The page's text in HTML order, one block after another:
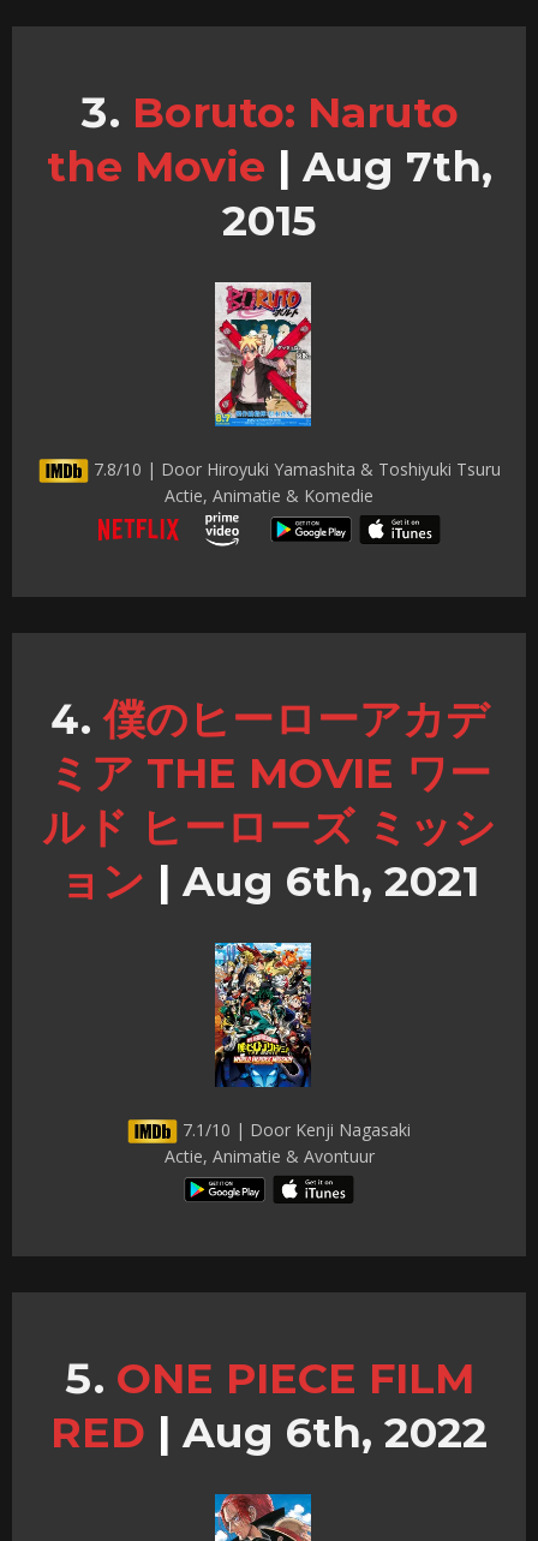
Boruto: Naruto
the Movie | Aug 7th,
2015
7.8/10 | Door Hiroyuki Yamashita & Toshiyuki Tsuru
Actie, Animatie & Komedie
僕のヒーローアカデ
ミア THE MOVIE ワー
ルド ヒーローズ ミッシ
ョン | Aug 6th, 2021
7.1/10 | Door Kenji Nagasaki
Actie, Animatie & Avontuur
ONE PIECE FILM
RED | Aug 6th, 2022